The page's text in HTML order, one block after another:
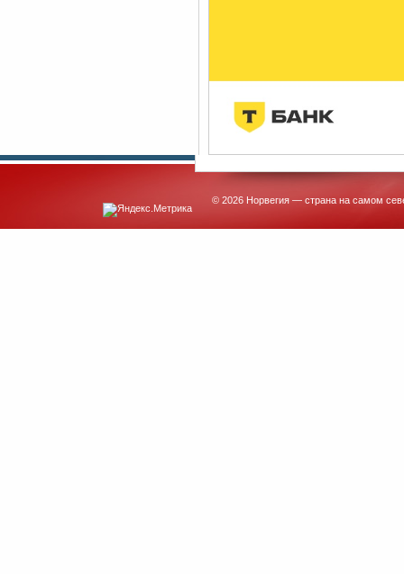
© 2026 Норвегия — страна на самом